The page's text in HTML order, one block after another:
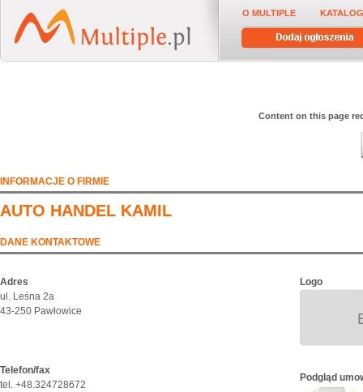
O MULTIPLE
Content on this page
INFORMACJE O FIRMIE
AUTO HANDEL KAMIL
DANE KONTAKTOWE
Adres
ul. Leśna 2a
43-250 Pawłowice
Logo
Telefon/fax
tel. +48.324728672
Podgląd